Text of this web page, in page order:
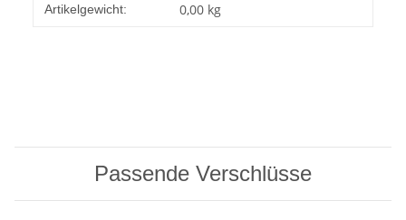
Artikelgewicht: 0,00 kg
Passende Verschlüsse